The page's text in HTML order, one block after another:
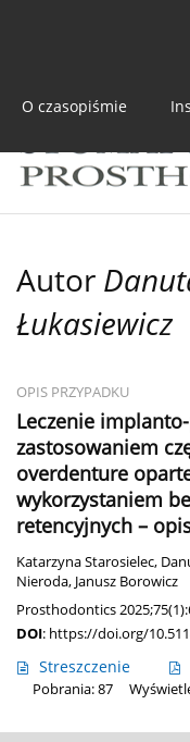
O czasopiśmie
Autor
Łukasiewicz
OPIS PRZYPADKU
Leczenie
zastosowaniem
overdenture
wykorzystaniem
retencyjnych –
Katarzyna Starosielec,
Nieroda, Janusz Borowicz
Prosthodontics
DOI: https://doi.org/
Streszczenie
Pobrania: 87